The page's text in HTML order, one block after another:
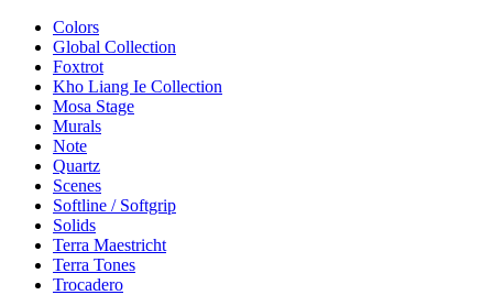
Colors
Global Collection
Foxtrot
Kho Liang Ie Collection
Mosa Stage
Murals
Note
Quartz
Scenes
Softline / Softgrip
Solids
Terra Maestricht
Terra Tones
Trocadero